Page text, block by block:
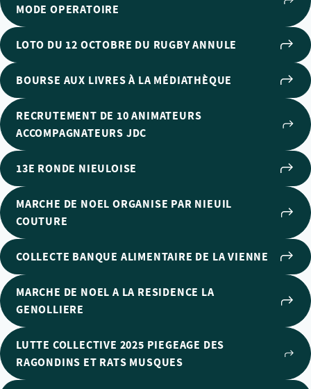
MODE OPERATOIRE
LOTO DU 12 OCTOBRE DU RUGBY ANNULE
BOURSE AUX LIVRES À LA MÉDIATHÈQUE
RECRUTEMENT DE 10 ANIMATEURS
ACCOMPAGNATEURS JDC
13E RONDE NIEULOISE
MARCHE DE NOEL ORGANISE PAR NIEUIL
COUTURE
COLLECTE BANQUE ALIMENTAIRE DE LA VIENNE
MARCHE DE NOEL A LA RESIDENCE LA
GENOLLIERE
LUTTE COLLECTIVE 2025 PIEGEAGE DES
RAGONDINS ET RATS MUSQUES